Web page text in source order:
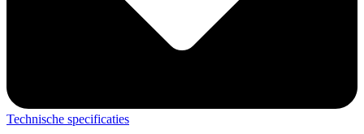
Technische specificaties